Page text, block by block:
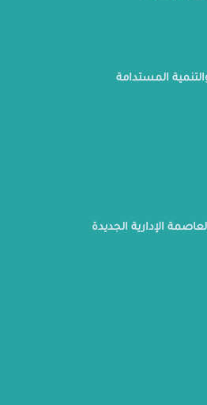
المستدامة
الإدارية الجديدة